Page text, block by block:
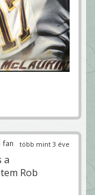
több mint 3 éve
a
Rob